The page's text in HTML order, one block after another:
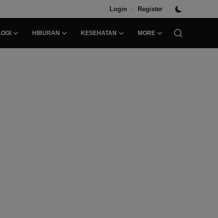
Login / Register
HIBURAN KESEHATAN MORE